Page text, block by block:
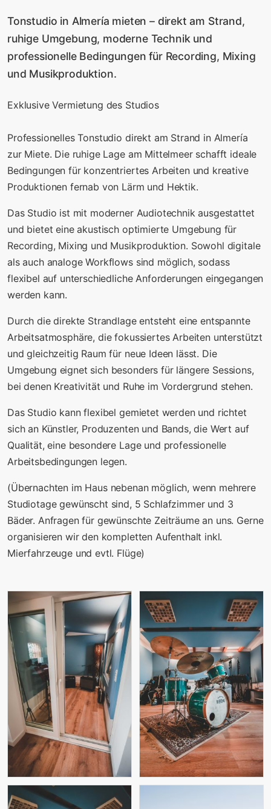
Tonstudio in Almería mieten – direkt am Strand,
ruhige Umgebung, moderne Technik und
professionelle Bedingungen für Recording, Mixing
und Musikproduktion.
Exklusive Vermietung des Studios
Professionelles Tonstudio direkt am Strand in Almería
zur Miete. Die ruhige Lage am Mittelmeer schafft ideale
Bedingungen für konzentriertes Arbeiten und kreative
Produktionen fernab von Lärm und Hektik.
Das Studio ist mit moderner Audiotechnik ausgestattet
und bietet eine akustisch optimierte Umgebung für
Recording, Mixing und Musikproduktion. Sowohl digitale
als auch analoge Workflows sind möglich, sodass
flexibel auf unterschiedliche Anforderungen eingegangen
werden kann.
Durch die direkte Strandlage entsteht eine entspannte
Arbeitsatmosphäre, die fokussiertes Arbeiten unterstützt
und gleichzeitig Raum für neue Ideen lässt. Die
Umgebung eignet sich besonders für längere Sessions,
bei denen Kreativität und Ruhe im Vordergrund stehen.
Das Studio kann flexibel gemietet werden und richtet
sich an Künstler, Produzenten und Bands, die Wert auf
Qualität, eine besondere Lage und professionelle
Arbeitsbedingungen legen.
(Übernachten im Haus nebenan möglich, wenn mehrere
Studiotage gewünscht sind, 5 Schlafzimmer und 3
Bäder. Anfragen für gewünschte Zeiträume an uns. Gerne
organisieren wir den kompletten Aufenthalt inkl.
Mierfahrzeuge und evtl. Flüge)